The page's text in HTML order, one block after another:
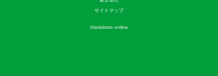
サイトマップ
©sotokoto online